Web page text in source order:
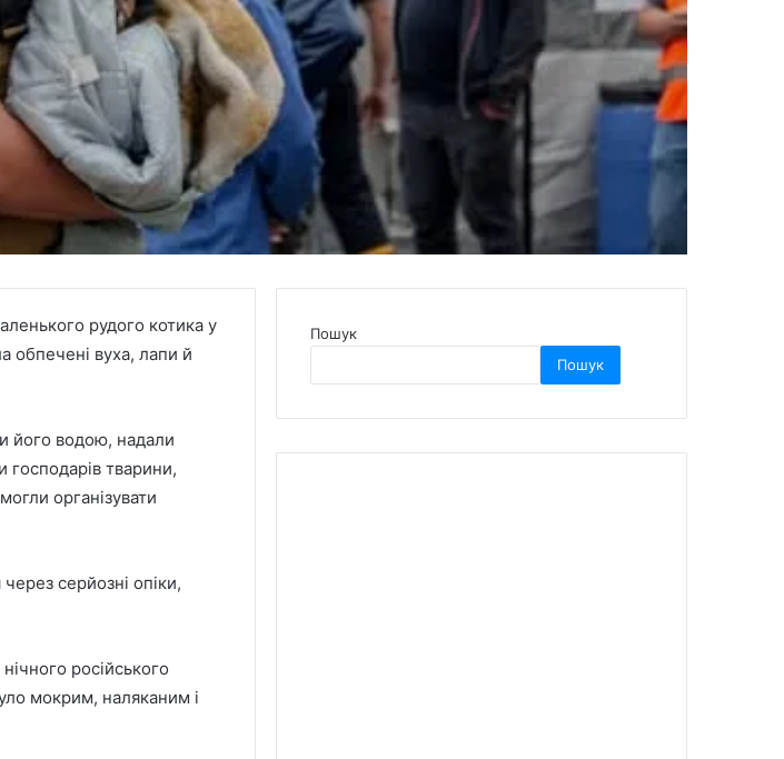
рудого котика у
обпечені вуха, лапи й
його водою, надали
тварини,
організувати
серйозні опіки,
нічного російського
мокрим, наляканим і
Пошук
Пошук